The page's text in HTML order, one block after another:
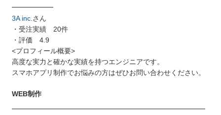
━━━━━━
3A inc. さん
・受注実績 20件
・評価 4.9
<プロフィール概要>
高度な実力と確かな実績を持つエンジニアです。
スマホアプリ制作でお悩みの方はぜひお問い合わせください。
WEB制作
━━━━━━━━━━━━━━━━━━━━━━━━━━━━